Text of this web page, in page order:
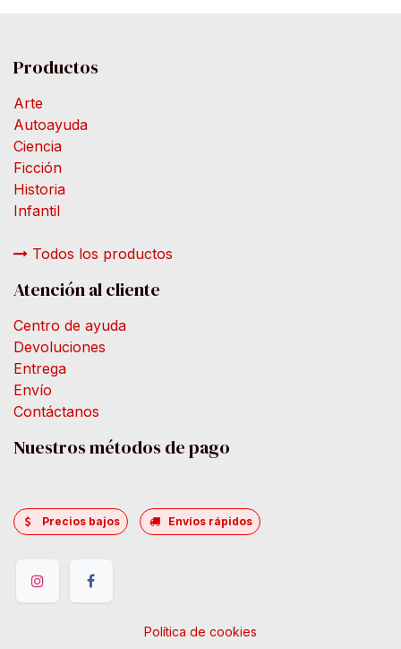
Productos
Arte
Autoayuda
Ciencia
Ficción
Historia
Infantil
Todos los productos
Atención al cliente
Centro de ayuda
Devoluciones
Entrega
Envío
Contáctanos
Nuestros métodos de pago
Precios bajos Envíos rápidos
Política de cookies